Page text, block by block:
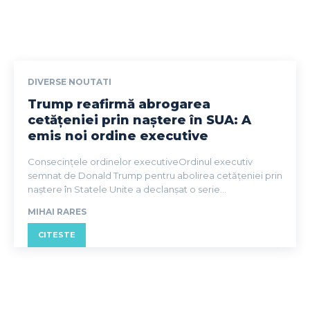
DIVERSE NOUTATI
Trump reafirmă abrogarea
cetățeniei prin naștere în SUA: A
emis noi ordine executive
Consecințele ordinelor executiveOrdinul executiv
semnat de Donald Trump pentru abolirea cetățeniei prin
naștere în Statele Unite a declanșat o serie...
MIHAI RARES
CITESTE